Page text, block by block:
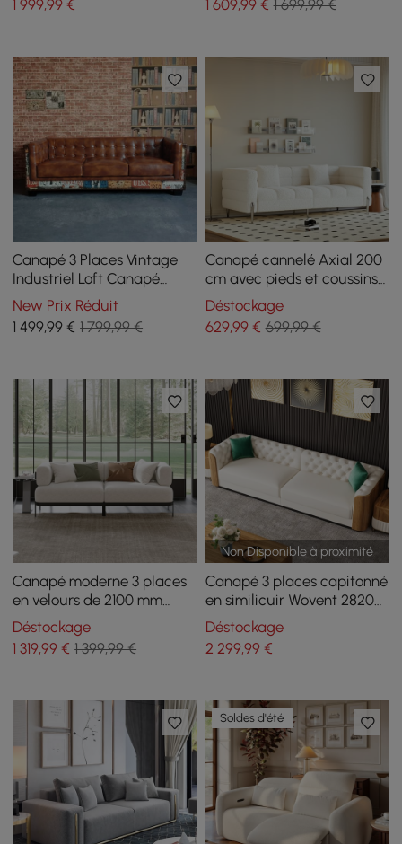
1 999,99 € 1 609,99€ 1 699,99 €
Canapé 3 Places Vintage
Industriel Loft Canapé
Capitonné en Similicuir
Marron
New Prix Réduit
1 499,99 € 1 799,99 €
Canapé cannelé Axial 200
cm avec pieds et coussins
argentés
Déstockage
629,99€ 699,99 €
Canapé moderne 3 places
en velours de 2100 mm
avec pieds en métal
Déstockage
1 319,99 € 1 399,99 €
Non Disponible à proximité
Canapé 3 places capitonné
en similicuir Wovent 2820
mm
Déstockage
2 299,99€
Soldes d'été